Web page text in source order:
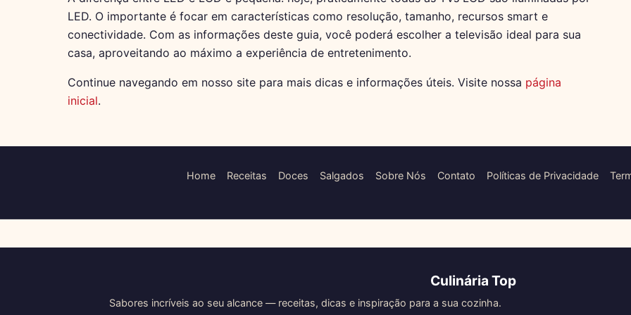
LED. O importante é focar em características como resolução, tamanho, recursos smart e
conectividade. Com as informações deste guia, você poderá escolher a televisão ideal para sua
casa, aproveitando ao máximo a experiência de entretenimento.
Continue navegando em nosso site para mais dicas e informações úteis. Visite nossa página
inicial.
Home Receitas Doces Salgados Sobre Nós Contato Políticas de Privacidade
Culinária Top
Sabores incríveis ao seu alcance — receitas, dicas e inspiração para a sua cozinha.